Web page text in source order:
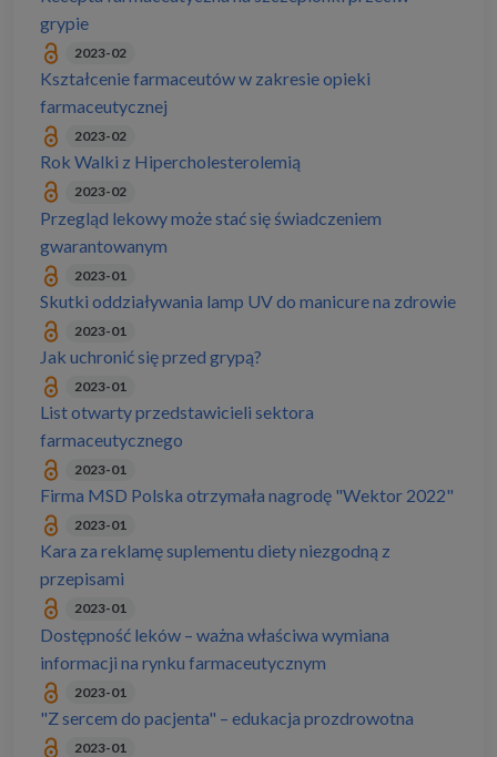
grypie
2023-02
Kształcenie farmaceutów w zakresie opieki
farmaceutycznej
2023-02
Rok Walki z Hipercholesterolemią
2023-02
Przegląd lekowy może stać się świadczeniem
gwarantowanym
2023-01
Skutki oddziaływania lamp UV do manicure na zdrowie
2023-01
Jak uchronić się przed grypą?
2023-01
List otwarty przedstawicieli sektora
farmaceutycznego
2023-01
Firma MSD Polska otrzymała nagrodę "Wektor 2022"
2023-01
Kara za reklamę suplementu diety niezgodną z
przepisami
2023-01
Dostępność leków – ważna właściwa wymiana
informacji na rynku farmaceutycznym
2023-01
"Z sercem do pacjenta" – edukacja prozdrowotna
2023-01